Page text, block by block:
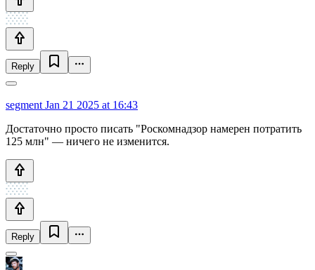
Reply
segment Jan 21 2025 at 16:43
Достаточно просто писать "Роскомнадзор намерен потратить
125 млн" — ничего не изменится.
Reply